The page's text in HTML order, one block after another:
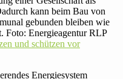
kann beim Bau von
gebunden bleiben wie
Foto: Energieagentur RLP
und schützen vor
Energiesystem